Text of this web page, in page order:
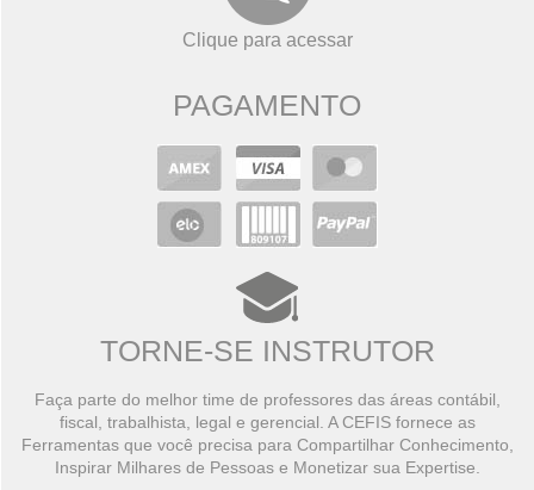
Clique para acessar
PAGAMENTO
TORNE-SE INSTRUTOR
Faça parte do melhor time de professores das áreas contábil,
fiscal, trabalhista, legal e gerencial. A CEFIS fornece as
Ferramentas que você precisa para Compartilhar Conhecimento,
Inspirar Milhares de Pessoas e Monetizar sua Expertise.